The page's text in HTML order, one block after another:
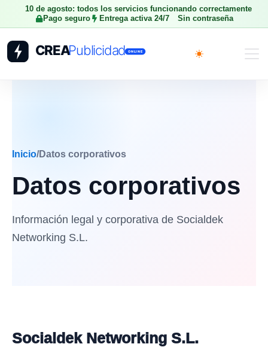
10 de agosto: todos los servicios funcionando correctamente
Pago seguro
Entrega activa 24/7 Sin contraseña
Toggle theme
Inicio/Datos corporativos
Datos corporativos
Información legal y corporativa de Socialdek
Networking S.L.
Socialdek Networking S.L.